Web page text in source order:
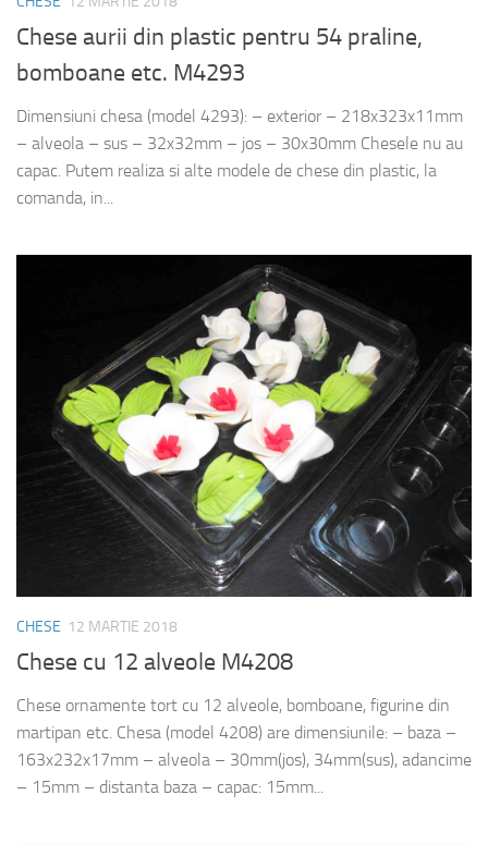
Chese aurii din plastic pentru 54 praline,
bomboane etc. M4293
Dimensiuni chesa (model 4293): – exterior – 218x323x11mm
– alveola – sus – 32x32mm – jos – 30x30mm Chesele nu au
capac. Putem realiza si alte modele de chese din plastic, la
comanda, in...
CHESE 12 MARTIE 2018
Chese cu 12 alveole M4208
Chese ornamente tort cu 12 alveole, bomboane, figurine din
martipan etc. Chesa (model 4208) are dimensiunile: – baza –
163x232x17mm – alveola – 30mm(jos), 34mm(sus), adancime
– 15mm – distanta baza – capac: 15mm...